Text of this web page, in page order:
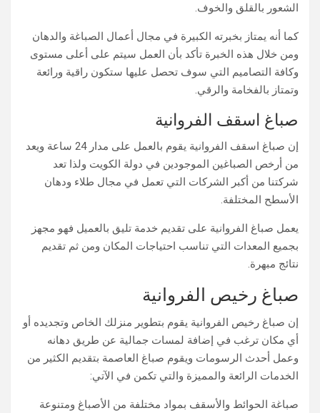
الشعور بالقلق والخوف.
كما أنه يمتاز بخبرته الكبيرة في مجال أعمال الصباغة والدهان
ومن خلال هذه الخبرة تأكد بأن العمل سيتم على أعلى مستوى
وكافة التصاميم التي سوف تحصل عليها ستكون راقية ورائعة
وتمتاز بالفخامة والرقي.
صباغ اسقف الفروانية
إن صباغ اسقف الفروانية يقوم بالعمل على مدار 24 ساعة ويعد
من أرخص الصباغين الموجودين في دولة الكويت ولذا تعد
شركتنا من أكبر الشركات التي تعمل في مجال طلاء ودهان
الأسطح المختلفة.
يعمل صباغ الفروانية على تقديم خدمة تليق بالعميل فهو مجهز
بجميع المعدات التي تناسب احتياجات المكان ومن ثم تقديم
نتائج مبهرة.
صباغ رخيص الفروانية
إن صباغ رخيص الفروانية يقوم بتطوير منزلك الخاص وتجديده أو
أي مكان ترغب في إضافة لمسات جمالية عن طريق دهانه
وعمل أحدث الرسومات ويقوم صباغ العاصمة بتقديم الكثير من
الخدمات الرائعة والمميزة والتي تكمن في الآتي:
صباغة الحوائط والأسقف بمواد مختلفة من الأصباغ ومتنوعة